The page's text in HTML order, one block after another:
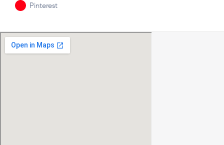
Pinterest